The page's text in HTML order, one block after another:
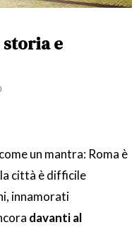
e
un mantra: Roma è
città è difficile
innamorati
davanti al